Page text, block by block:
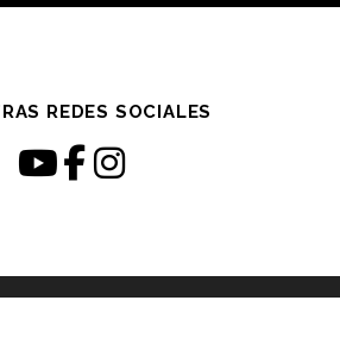
REDES SOCIALES